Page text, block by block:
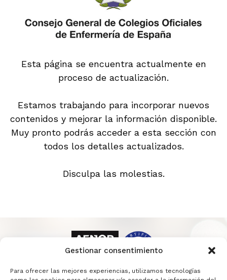
Gestionar consentimiento
Para ofrecer las mejores experiencias, utilizamos tecnologías
Esta página se encuentra actualmente en
proceso de actualización.
Estamos trabajando para incorporar nuevos
contenidos y mejorar la información disponible.
Muy pronto podrás acceder a esta sección con
todos los detalles actualizados.
Disculpa las molestias.